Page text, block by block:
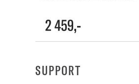
2 459,-
SUPPORT